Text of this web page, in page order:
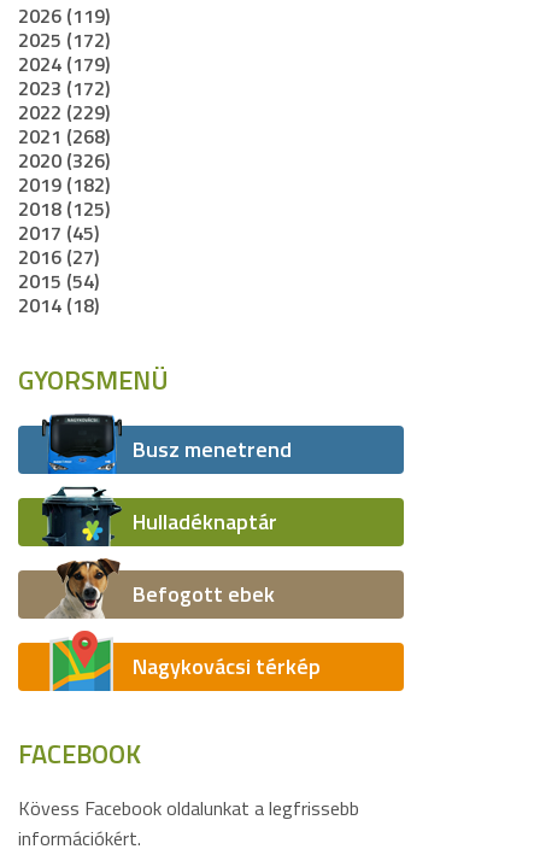
2026 (119)
2025 (172)
2024 (179)
2023 (172)
2022 (229)
2021 (268)
2020 (326)
2019 (182)
2018 (125)
2017 (45)
2016 (27)
2015 (54)
2014 (18)
GYORSMENÜ
Busz menetrend
Hulladéknaptár
Befogott ebek
Nagykovácsi térkép
FACEBOOK
Kövess Facebook oldalunkat a legfrissebb
információkért.